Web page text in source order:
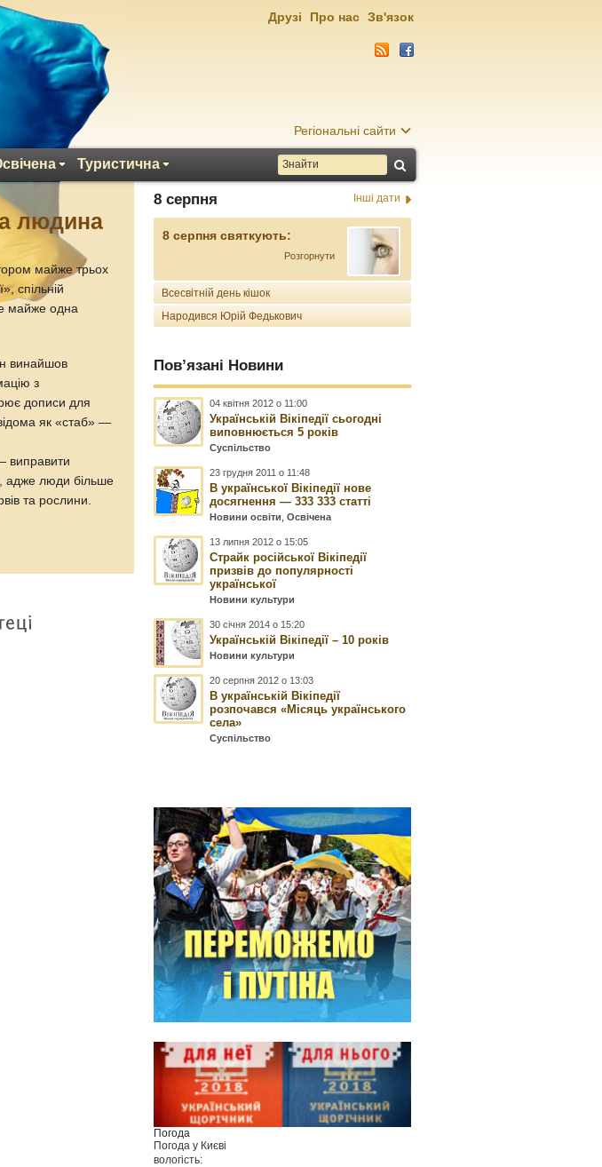
Регіональні сайти
Туристична
Друзі Про нас Зв'язок
людина
майже трьох
спільній
майже одна
винайшов
з
дописи для
як «стаб» —
виправити
адже люди більше
та рослини.
8 серпня Інші дати
8 серпня святкують:
Розгорнути
Всесвітній день кішок
Народився Юрій Федькович
Пов’язані Новини
04 квітня 2012 о 11:00
Українській Вікіпедії сьогодні
виповнюється 5 років
Суспільство
23 грудня 2011 о 11:48
В української Вікіпедії нове
досягнення — 333 333 статті
Новини освіти ,Освічена
13 липня 2012 о 15:05
Страйк російської Вікіпедії
призвів до популярності
української
Новини культури
30 січня 2014 о 15:20
Українській Вікіпедії – 10 років
Новини культури
20 серпня 2012 о 13:03
В українській Вікіпедії
розпочався «Місяць українського
села»
Суспільство
Погода
Погода у Києві
вологість: